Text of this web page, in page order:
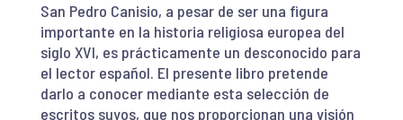
San Pedro Canisio, a pesar de ser una figura
importante en la historia religiosa europea del
siglo XVI, es prácticamente un desconocido para
el lector español. El presente libro pretende
darlo a conocer mediante esta selección de
escritos suyos, que nos proporcionan una visión